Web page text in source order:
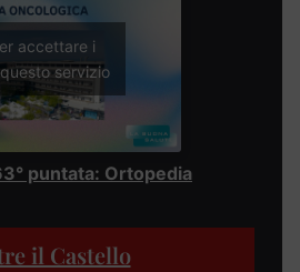
accettare i
servizio
puntata: Ortopedia
il Castello